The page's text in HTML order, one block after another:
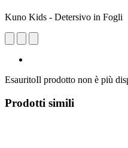
Kuno Kids - Detersivo in Fogli
EsauritoIl prodotto non è più
Prodotti simili